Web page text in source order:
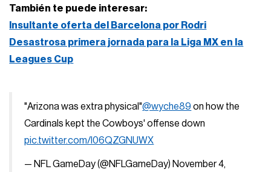
También te puede interesar:
Insultante oferta del Barcelona por Rodri
Desastrosa primera jornada para la Liga MX en la
Leagues Cup
"Arizona was extra physical"@wyche89 on how the
Cardinals kept the Cowboys' offense down
pic.twitter.com/I06QZGNUWX
— NFL GameDay (@NFLGameDay) November 4,